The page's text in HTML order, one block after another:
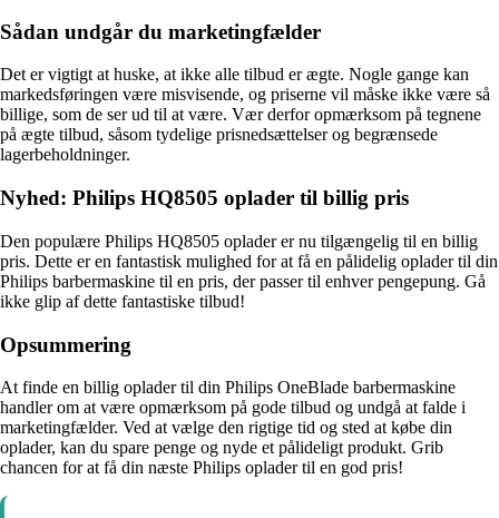
Sådan undgår du marketingfælder
Det er vigtigt at huske, at ikke alle tilbud er ægte. Nogle gange kan
markedsføringen være misvisende, og priserne vil måske ikke være så
billige, som de ser ud til at være. Vær derfor opmærksom på tegnene
på ægte tilbud, såsom tydelige prisnedsættelser og begrænsede
lagerbeholdninger.
Nyhed: Philips HQ8505 oplader til billig pris
Den populære Philips HQ8505 oplader er nu tilgængelig til en billig
pris. Dette er en fantastisk mulighed for at få en pålidelig oplader til din
Philips barbermaskine til en pris, der passer til enhver pengepung. Gå
ikke glip af dette fantastiske tilbud!
Opsummering
At finde en billig oplader til din Philips OneBlade barbermaskine
handler om at være opmærksom på gode tilbud og undgå at falde i
marketingfælder. Ved at vælge den rigtige tid og sted at købe din
oplader, kan du spare penge og nyde et pålideligt produkt. Grib
chancen for at få din næste Philips oplader til en god pris!